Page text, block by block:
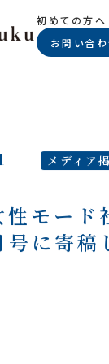
初めての方へ
お問い合
メディア
モード
に寄稿